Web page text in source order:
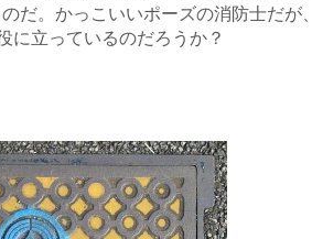
だ。かっこいいポーズの消防士だが、
に立っているのだろうか？